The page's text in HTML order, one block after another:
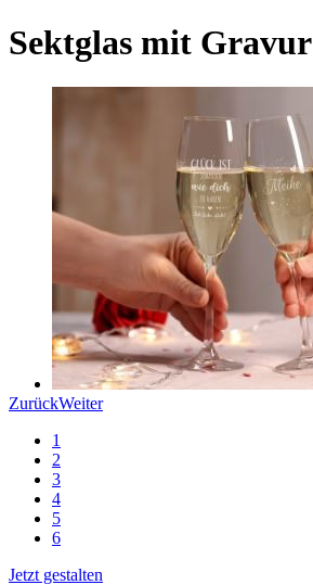
Sektglas mit Gravur
ZurückWeiter
1
2
3
4
5
6
Jetzt gestalten